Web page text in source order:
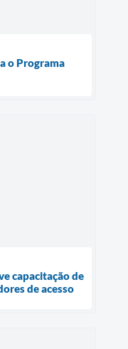
o Programa
capacitação de
de acesso